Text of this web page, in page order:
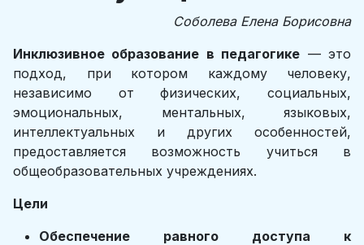
Соболева Елена Борисовна
Инклюзивное образование в педагогике — это
подход, при котором каждому человеку,
независимо от физических, социальных,
эмоциональных, ментальных, языковых,
интеллектуальных и других особенностей,
предоставляется возможность учиться в
общеобразовательных учреждениях.
Цели
Обеспечение равного доступа к